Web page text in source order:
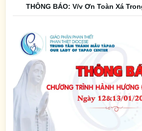
THÔNG BÁO: V/v Ơn Toàn Xá